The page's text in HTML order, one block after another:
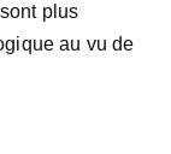
plus
au vu de